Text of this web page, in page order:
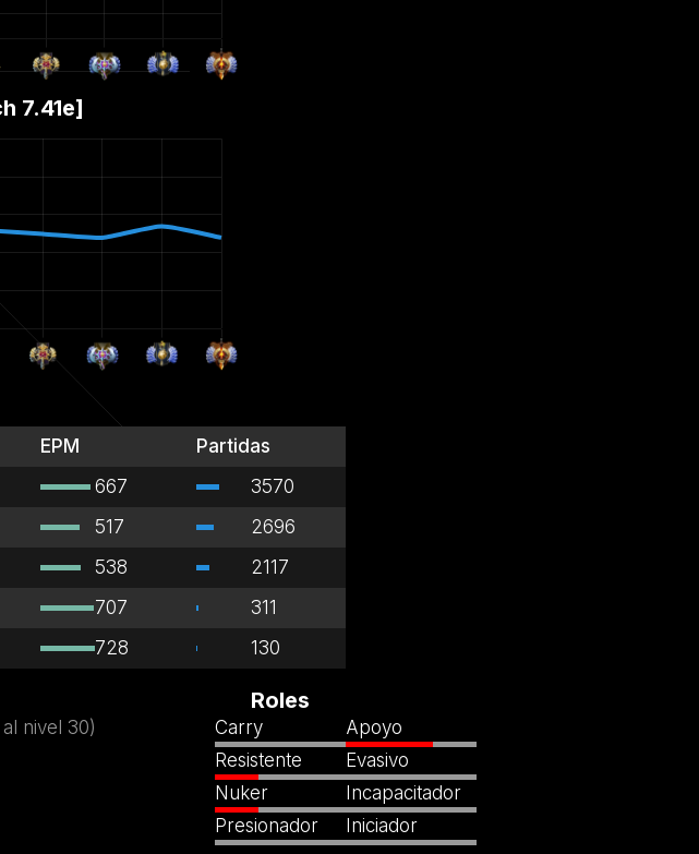
7.41e]
EPM
Partidas
667
3570
517
2696
538
2117
707
311
728 130
al nivel 30)
Roles
Carry
Resistente
Nuker
Presionador
Apoyo
Evasivo
Incapacitador
Iniciador